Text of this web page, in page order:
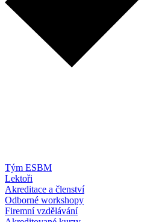
Tým ESBM
Lektoři
Akreditace a členství
Odborné workshopy
Firemní vzdělávání